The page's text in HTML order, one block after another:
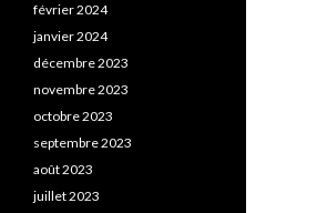
février 2024
janvier 2024
décembre 2023
novembre 2023
octobre 2023
septembre 2023
août 2023
juillet 2023